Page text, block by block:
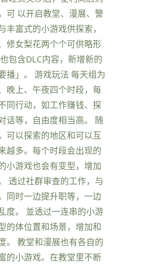
可 以开启教堂、漫展、警
丰富式的小游戏供探索，
修女梨花两个个可供略形
包含DLC内容，新增新的
播」。 游戏玩法 每天组为
晚上、午夜四个时段，每
同行动，如工作赚钱、探
话等，自由度相当高。 随
可以探索的地区和可以互
越多。每个时段会出现的
小游戏也会有变型，增加
透过社群审查的工作，与
同时一边提升职等，一边
度。 並透过一连串的小游
的体位置和场景，增加和
。 教堂和漫展也有各自的
的小游戏。在教堂里不断